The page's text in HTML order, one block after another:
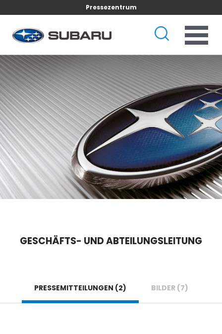
Pressezentrum
GESCHÄFTS- UND ABTEILUNGSLEITUNG
PRESSEMITTEILUNGEN (2) BILDER (7)